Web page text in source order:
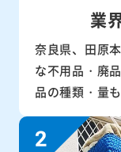
業
奈良県、田原
な不用品・廃
品の種類・量